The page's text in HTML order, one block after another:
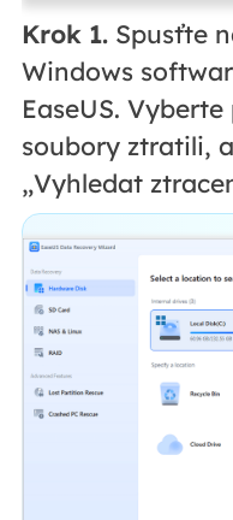
Krok 1.Spusťte
Windows
EaseUS.
soubory ztratili,
„Vyhledat